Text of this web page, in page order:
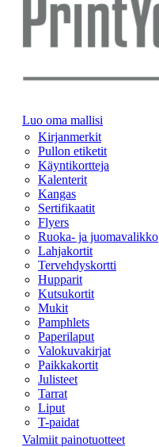
Luo oma mallisi
Kirjanmerkit
Pullon etiketit
Käyntikortteja
Kalenterit
Kangas
Sertifikaatit
Flyers
Ruoka- ja juomavalikko
Lahjakortit
Tervehdyskortti
Hupparit
Kutsukortit
Mukit
Pamphlets
Paperilaput
Valokuvakirjat
Paikkakortit
Julisteet
Tarrat
Liput
T-paidat
Valmiit painotuotteet